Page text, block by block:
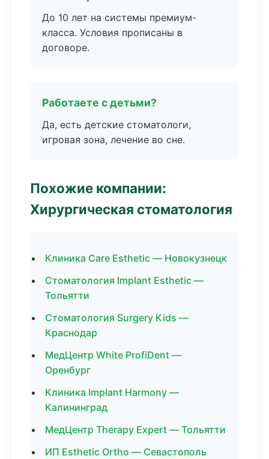
До 10 лет на системы премиум-
класса. Условия прописаны в
договоре.
Работаете с детьми?
Да, есть детские стоматологи,
игровая зона, лечение во сне.
Похожие компании:
Хирургическая стоматология
Клиника Care Esthetic — Новокузнецк
Стоматология Implant Esthetic —
Тольятти
Стоматология Surgery Kids —
Краснодар
МедЦентр White ProfiDent —
Оренбург
Клиника Implant Harmony —
Калининград
МедЦентр Therapy Expert — Тольятти
ИП Esthetic Ortho — Севастополь